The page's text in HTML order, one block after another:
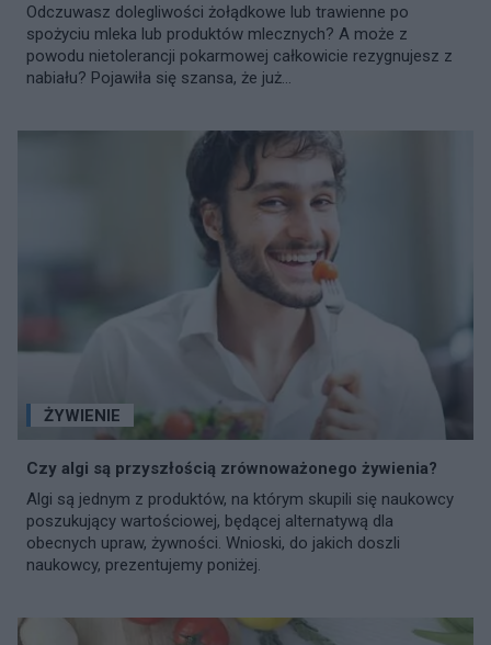
Odczuwasz dolegliwości żołądkowe lub trawienne po
spożyciu mleka lub produktów mlecznych? A może z
powodu nietolerancji pokarmowej całkowicie rezygnujesz z
nabiału? Pojawiła się szansa, że już...
ŻYWIENIE
Czy algi są przyszłością zrównoważonego żywienia?
Algi są jednym z produktów, na którym skupili się naukowcy
poszukujący wartościowej, będącej alternatywą dla
obecnych upraw, żywności. Wnioski, do jakich doszli
naukowcy, prezentujemy poniżej.